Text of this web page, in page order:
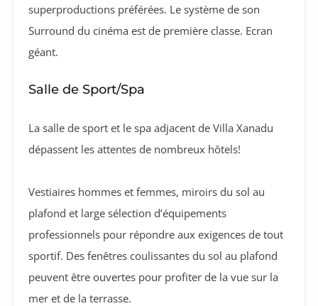
superproductions préférées. Le système de son
Surround du cinéma est de première classe. Ecran
géant.
Salle de Sport/Spa
La salle de sport et le spa adjacent de Villa Xanadu
dépassent les attentes de nombreux hôtels!
Vestiaires hommes et femmes, miroirs du sol au
plafond et large sélection d’équipements
professionnels pour répondre aux exigences de tout
sportif. Des fenêtres coulissantes du sol au plafond
peuvent être ouvertes pour profiter de la vue sur la
mer et de la terrasse.